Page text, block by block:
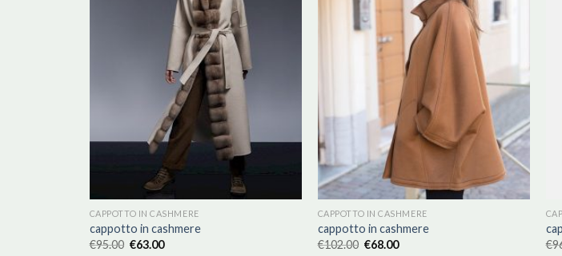
CAPPOTTO IN CASHMERE
cappotto in cashmere
€95.00 €63.00
CAPPOTTO IN CASHMERE
cappotto in cashmere
€102.00 €68.00
€